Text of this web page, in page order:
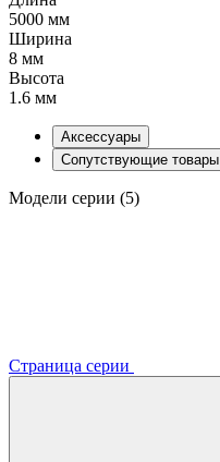
5000 мм
Ширина
8 мм
Высота
1.6 мм
Аксессуары
Сопутствующие товары
Модели серии (5)
Страница серии